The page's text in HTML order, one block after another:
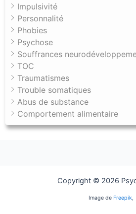
Impulsivité
Personnalité
Phobies
Psychose
Souffrances
TOC
Traumatismes
Trouble somatiques
Abus de substance
Comportement alimentaire
Copyright © 2026
Image de Freepik,